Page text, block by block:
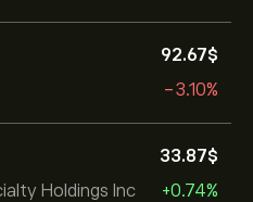
92.67‎$‎
-3.10%
Holdings Inc
33.87‎$‎
+0.74%